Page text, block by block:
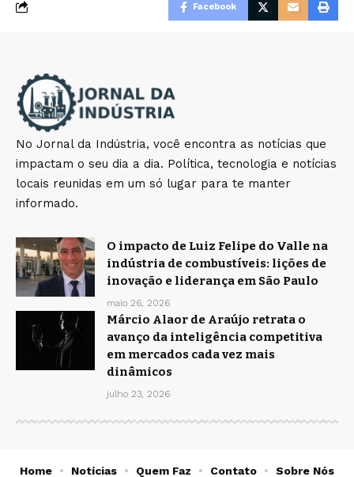
Facebook
No Jornal da Indústria, você encontra as notícias que
impactam o seu dia a dia. Política, tecnologia e notícias
locais reunidas em um só lugar para te manter
informado.
O impacto de Luiz Felipe do Valle na
indústria de combustíveis: lições de
inovação e liderança em São Paulo
maio 26, 2026
Márcio Alaor de Araújo retrata o
avanço da inteligência competitiva
em mercados cada vez mais
dinâmicos
julho 23, 2026
Home Notícias Quem Faz Contato Sobre Nós